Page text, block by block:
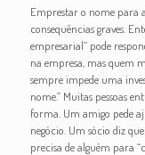
Emprestar o nome para
consequências graves.
empresarial” pode
na empresa, mas quem
sempre impede uma
nome.” Muitas pessoas
forma. Um amigo pede
negócio. Um sócio diz
precisa de alguém para